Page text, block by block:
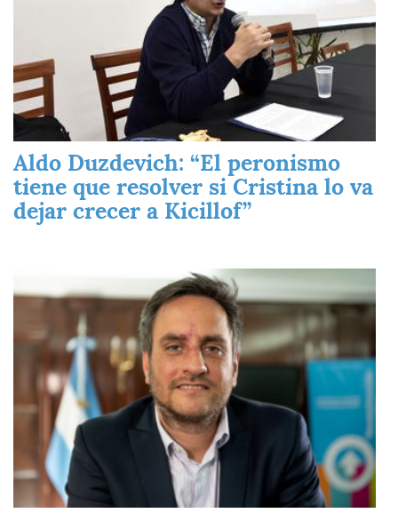
Aldo Duzdevich: “El peronismo
tiene que resolver si Cristina lo va
dejar crecer a Kicillof”